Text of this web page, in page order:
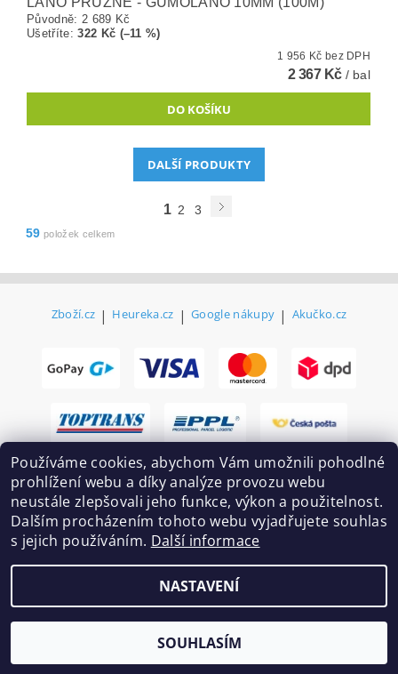
Původně: 2 689 Kč
Ušetříte:322 Kč (–11 %)
1 956 Kč bez DPH
2 367 Kč / bal
DALŠÍ PRODUKTY
1 2
3
59 položek celkem
Zboží.cz | Heureka.cz | Google nákupy | Akučko.cz
Vytvořil Shoptet
Používáme cookies, abychom Vám umožnili pohodlné
prohlížení webu a díky analýze provozu webu
neustále zlepšovali jeho funkce, výkon a použitelnost.
Dalším procházením tohoto webu vyjadřujete souhlas
s jejich používáním. Další informace
NASTAVENÍ
SOUHLASÍM